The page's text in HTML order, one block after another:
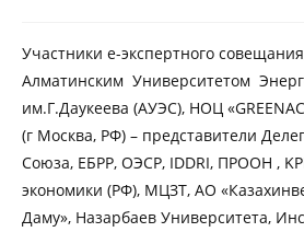
Участники е-экспертного
Алматинским Университетом
им.Г.Даукеева (АУЭС), НОЦ
(г Москва, РФ) – представители
Союза, ЕБРР, ОЭСР, IDDRI, ПРООН ,
экономики (РФ), МЦЗТ, АО
Даму», Назарбаев Университета,